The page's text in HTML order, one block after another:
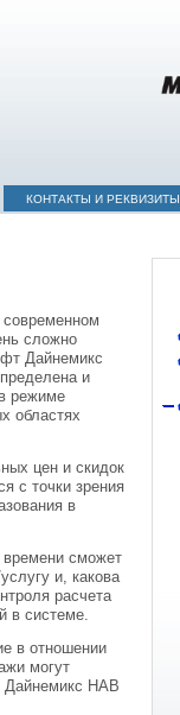
КОНТАКТЫ И РЕКВИЗИТЫ
современном
сложно
Дайнемикс
и
режиме
областях
цен и скидок
с точки зрения
в
сможет
и, какова
расчета
в системе.
в отношении
могут
Дайнемикс НАВ